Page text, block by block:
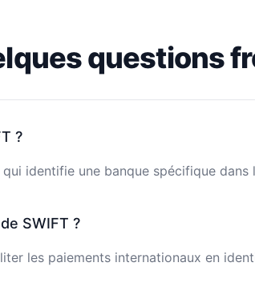
questions
?
identifie une banque spécifique
SWIFT ?
les paiements internationaux en